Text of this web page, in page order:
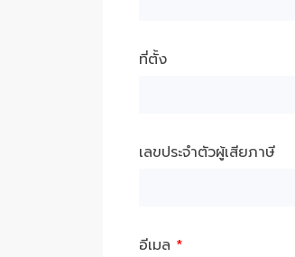
ที่ตั้ง
เลขประจำตัวผู้เสียภาษี
อีเมล *